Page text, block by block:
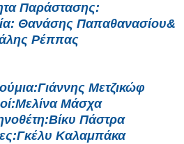
Παράστασης:
Θανάσης Παπαθανασίου&
Ρέππας
Μετζικώφ
Μάσχα
Πάστρα
Καλαμπάκα